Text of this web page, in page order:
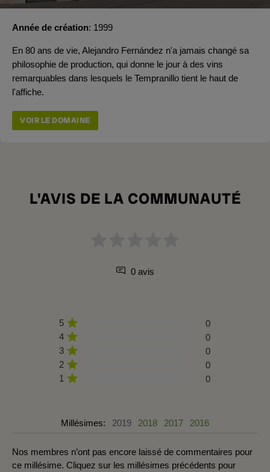
Année de création 1999
En 80 ans de vie, Alejandro Fernández n'a jamais changé sa
philosophie de production, qui donne le jour à des vins
remarquables dans lesquels le Tempranillo tient le haut de
l'affiche.
VOIR LE DOMAINE
L'AVIS DE LA COMMUNAUTÉ
0 avis
5
0
4
0
3
0
2
0
1
0
Millésimes: 2019 2018 2017 2016
Nos membres n’ont pas encore laissé de commentaires pour
ce millésime. Cliquez sur les millésimes précédents pour